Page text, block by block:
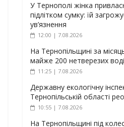
У Тернополі жінка
підлітком сумку: їй
ув’язнення
12:00 | 7.08.2026
На Тернопільщині за
майже 200 нетверезих
11:25 | 7.08.2026
Державну екологічну
Тернопільській області
10:55 | 7.08.2026
На Тернопільщині під